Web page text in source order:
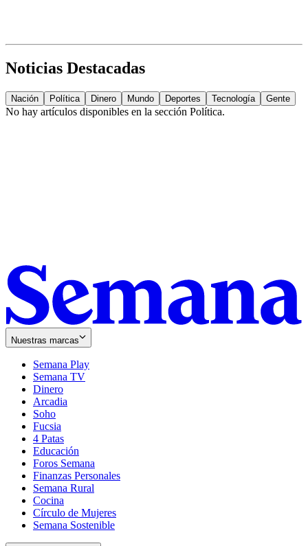
Noticias Destacadas
Nación Política Dinero Mundo Deportes Tecnología Gente
No hay artículos disponibles en la sección Política.
Nuestras marcas
Semana Play
Semana TV
Dinero
Arcadia
Soho
in
new
window
Fucsia
in
new
window
4 Patas
Educación
Foros Semana
Finanzas Personales
Semana Rural
Cocina
Círculo de Mujeres
Semana Sostenible